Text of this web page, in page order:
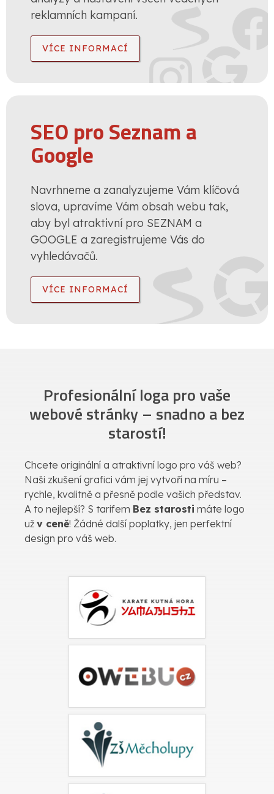
reklamních kampaní.
VÍCE INFORMACÍ
SEO pro Seznam a
Google
Navrhneme a zanalyzujeme Vám klíčová
slova, upravíme Vám obsah webu tak,
aby byl atraktivní pro SEZNAM a
GOOGLE a zaregistrujeme Vás do
vyhledávačů.
VÍCE INFORMACÍ
Profesionální loga pro vaše
webové stránky – snadno a bez
starostí!
Chcete originální a atraktivní logo pro váš web?
Naši zkušení grafici vám jej vytvoří na míru –
rychle, kvalitně a přesně podle vašich představ.
A to nejlepší? S tarifem Bez starosti máte logo
už v ceně! Žádné další poplatky, jen perfektní
design pro váš web.